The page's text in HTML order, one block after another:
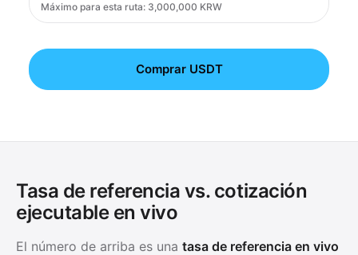
Máximo para esta ruta: 3,000,000 KRW
Comprar USDT
Tasa de referencia vs. cotización
ejecutable en vivo
El número de arriba es una tasa de referencia en vivo